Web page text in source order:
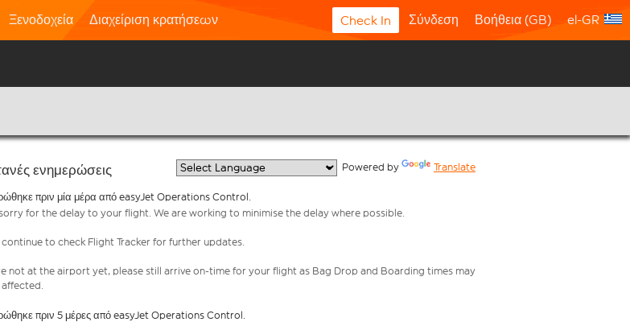
Ξενοδοχεία Διαχείριση κρατήσεων Check In Σύνδεση Βοήθεια (GB) el-GR
ενημερώσεις Powered by Translate
πριν μία μέρα από easyJet Operations Control.
for the delay to your flight. We are working to minimise the delay where possible.
continue to check Flight Tracker for further updates.
not at the airport yet, please still arrive on-time for your flight as Bag Drop and Boarding times may
πριν 5 μέρες από easyJet Operations Control.